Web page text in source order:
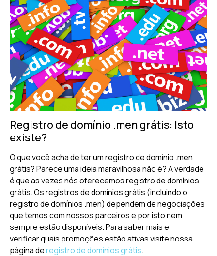
Registro de domínio .men grátis: Isto
existe?
O que você acha de ter um registro de domínio .men
grátis? Parece uma ideia maravilhosa não é? A verdade
é que as vezes nós oferecemos registro de domínios
grátis. Os registros de domínios grátis (incluindo o
registro de domínios .men) dependem de negociações
que temos com nossos parceiros e por isto nem
sempre estão disponíveis. Para saber mais e
verificar quais promoções estão ativas visite nossa
página deregistro de domínios grátis.